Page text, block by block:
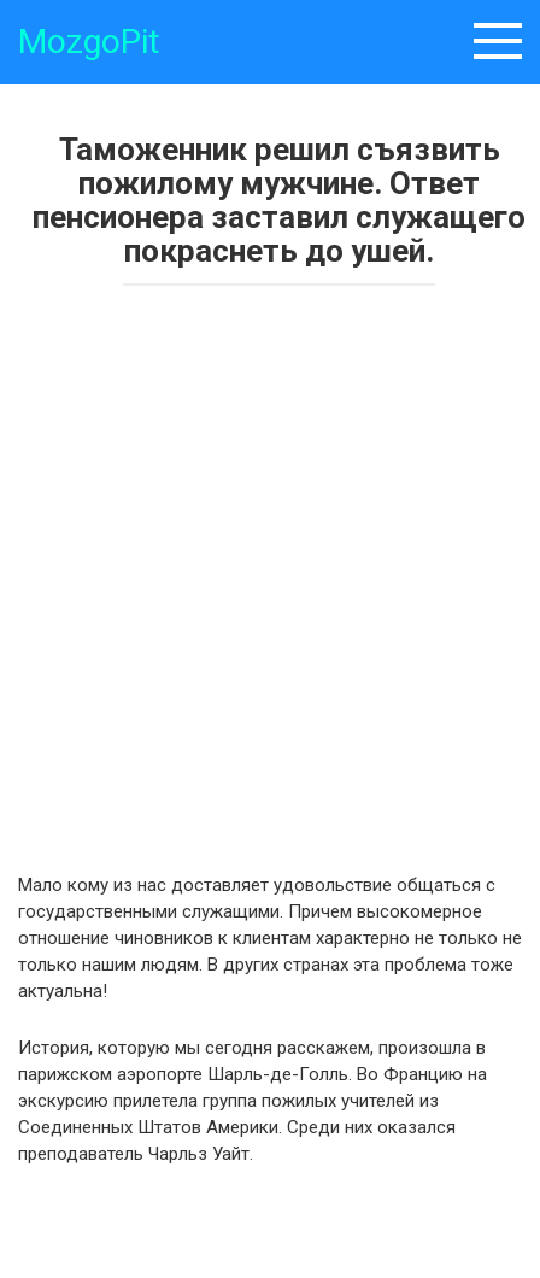
MozgoPit
Таможенник решил съязвить
пожилому мужчине. Ответ
пенсионера заставил служащего
покраснеть до ушей.
Мало кому из нас доставляет удовольствие общаться с
государственными служащими. Причем высокомерное
отношение чиновников к клиентам характерно не только не
только нашим людям. В других странах эта проблема тоже
актуальна!
История, которую мы сегодня расскажем, произошла в
парижском аэропорте Шарль-де-Голль. Во Францию на
экскурсию прилетела группа пожилых учителей из
Соединенных Штатов Америки. Среди них оказался
преподаватель Чарльз Уайт.